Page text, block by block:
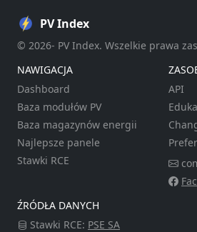
PV Index
© 2026- PV Index. Wszelkie prawa
NAWIGACJA
Dashboard
Baza modułów PV
Baza magazynów energii
Najlepsze panele
Stawki RCE
API
ŹRÓDŁA DANYCH
Stawki RCE: PSE SA